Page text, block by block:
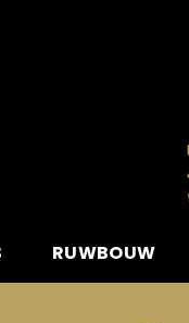
RUWBOUW